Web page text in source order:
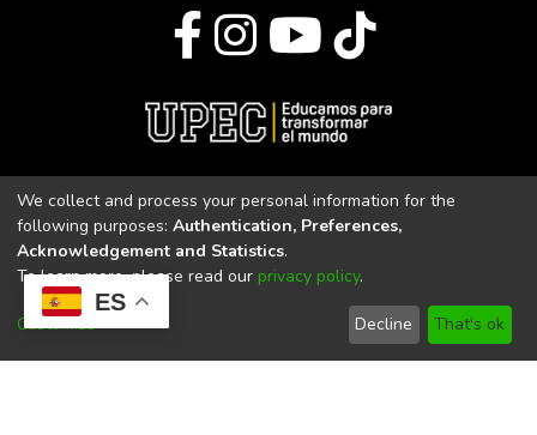
ES
Universidad Politécnica Estatal del Carchi
Universidad Politécnica Estatal del Carchi | Acreditada por el
CACES Resolución N°. 160-SE-33-CACES-2020
We collect and process your personal information for the
following purposes: Authentication, Preferences,
Acknowledgement and Statistics.
To learn more, please read our privacy policy.
Customize Decline That's ok